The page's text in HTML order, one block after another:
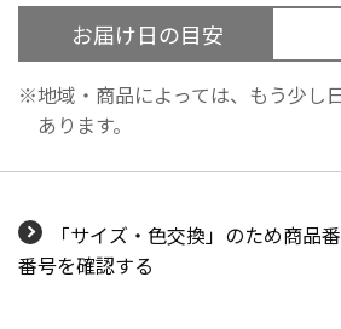
お届け日の目安
地域・商品によっては、もう少し
あります。
「サイズ・色交換」のため商品
番号を確認する